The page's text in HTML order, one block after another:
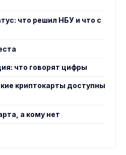
что решил НБУ и что с
что говорят цифры
криптокарты доступны
а кому нет